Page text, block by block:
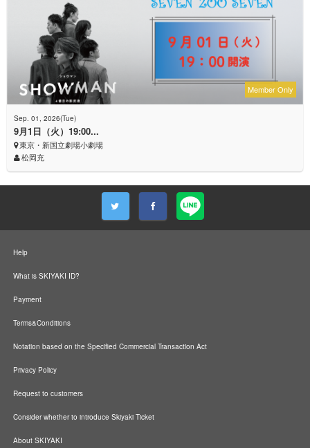
Member Only
Sep. 01, 2026(Tue)
9月1日（火）19:00...
東京・新国立劇場小劇場
松岡充
Help
What is SKIYAKI ID?
Payment
Terms&Conditions
Notation based on the Specified Commercial Transaction Act
Privacy Policy
Request to customers
Consider whether to introduce Skiyaki Ticket
About SKIYAKI